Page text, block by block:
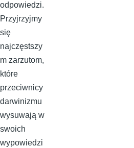
odpowiedzi.
Przyjrzyjmy
się
najczęstszy
m zarzutom,
które
przeciwnicy
darwinizmu
wysuwają w
swoich
wypowiedzi